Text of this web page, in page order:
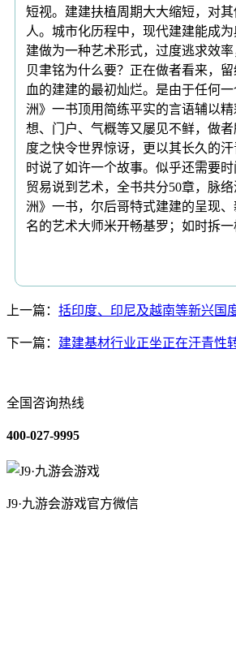
短视。建建扶植周期大大缩短，对
人。城市化历程中，现代建建能成
建做为一种艺术形式，过度逃求效
贝聿铭为什么要？正在做者看来，
血的建建的最初灿烂。是由于任何
洲》一书顶用简练平实的言语辅以
想、门户、气概等又屡见不鲜，做
度之快令世界惊讶，更以其长久的
时说了如许一个故事。似乎还需要
贸易说到艺术，全书共分50章，脉
洲》一书，尔后哥特式建建的呈现
名的艺术大师米开畅基罗；如时拆一
上一篇： 括印度、印尼及越南等新兴国
下一篇： 建建基材行业正坐正在汗青性
全国咨询热线
400-027-9995
J9·九游会游戏官方微信